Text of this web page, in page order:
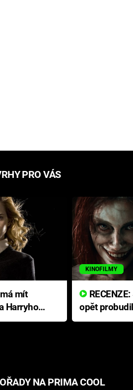
PRO VÁS
mít
Harryho
KINOFILMY
opět
přichází s
NA PRIMA COOL